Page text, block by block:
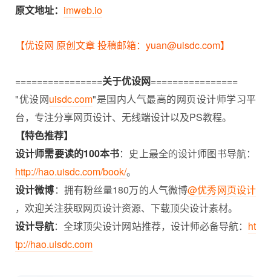
原文地址： imweb.io
【优设网 原创文章 投稿邮箱：yuan@uisdc.com】
================关于优设网================
"优设网uisdc.com"是国内人气最高的网页设计师学习平
台，专注分享网页设计、无线端设计以及PS教程。
【特色推荐】
设计师需要读的100本书：史上最全的设计师图书导航：
http://hao.uisdc.com/book/。
设计微博：拥有粉丝量180万的人气微博@优秀网页设计
，欢迎关注获取网页设计资源、下载顶尖设计素材。
设计导航：全球顶尖设计网站推荐，设计师必备导航： ht
tp://hao.uisdc.com